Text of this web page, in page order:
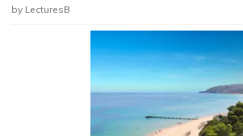
by LecturesB